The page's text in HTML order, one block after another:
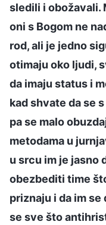
sledili i obožavali.
oni s Bogom ne
rod, ali je jedno
otimaju oko ljudi,
da imaju status i
kad shvate da se
pa se malo
metodama u
u srcu im je jasno
obezbediti time
priznaju i da im se
se sve što